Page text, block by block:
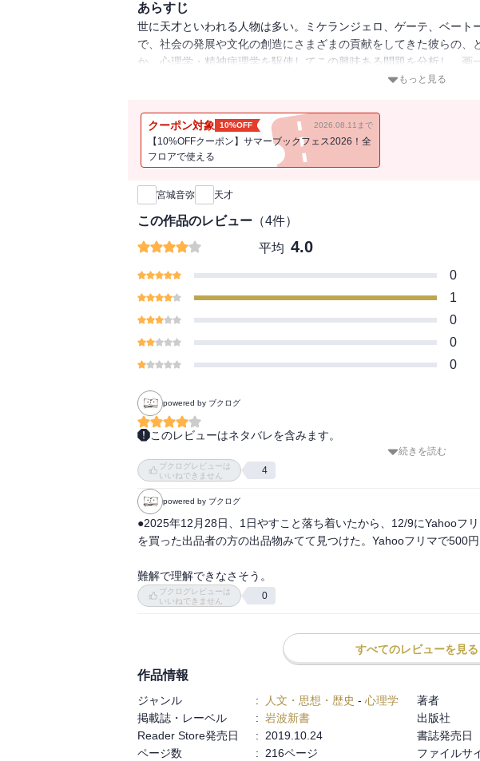
あらすじ
世に天才といわれる人物は多い。ミケランジェロ、ゲーテ、ベート
で、社会の発展や文化の創造にさまざまの貢献をしてきた彼らの、
か。心理学・精神病理学を駆使してこの興味ある問題を分析し、画
もっと見る
クーポン対象 10%OFF 2026.08.11まで
【10%OFFクーポン】サマーブックフェス2026！全
フロアで使える
新刊通知
宮城音弥 天才
この作品のレビュー （4件）
平均 4.0
0
1
0
0
0
powered by ブクログ
このレビューはネタバレを含みます。
たまたまkindle unlimitedのラインナップの中で目を引いたので読ん
は1967年発刊の岩波新書であり、やや内容的には古い部分があるの
「天才」の定義って、確かにわからない。日常的には「ずばぬけて
っているように思うが、定義するとなると曖昧だ。
なったのか、あるいはもともと生まれながらそうだったのか、努力
わく。
係するということも本書を読んでわかった。
「天才」とは「頭がいい」というイメージだが、例えばIQの数値に
が高くても無名の中に埋もれた人はごまんといるようだ。そもそも
いうようなものなので、端的に言えば早熟者はIQが高いことになる
著者は、本書で「特異な能力は一般の水準を抜いているだけで、人
続きを読む
ブクログレビューは
いいねできません
4
powered by ブクログ
●2025年12月28日、1日やすこと落ち着いたから、12/9にYahooフ
を買った出品者の方の出品物みてて見つけた。Yahooフリマで500
難解で理解できなさそう。
ブクログレビューは
いいねできません
0
すべてのレビューを見る
作品情報
ジャンル : 人文・思想・歴史 - 心理学 著者
掲載誌・レーベル
: 岩波新書 出版社
Reader Store発売日
: 2019.10.24 書誌発売日
ページ数
: 216ページ ファイルサ